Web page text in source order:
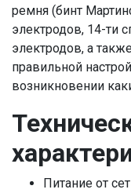
ремня (бинт
электродов, 14-ти
электродов, а
правильной
возникновении
Питание от